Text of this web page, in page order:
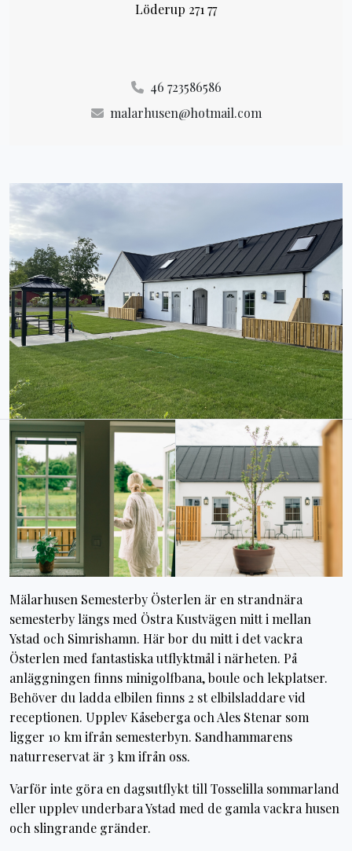
Löderup 271 77
46 723586586
malarhusen@hotmail.com
Mälarhusen Semesterby Österlen är en strandnära
semesterby längs med Östra Kustvägen mitt i mellan
Ystad och Simrishamn. Här bor du mitt i det vackra
Österlen med fantastiska utflyktmål i närheten. På
anläggningen finns minigolfbana, boule och lekplatser.
Behöver du ladda elbilen finns 2 st elbilsladdare vid
receptionen. Upplev Kåseberga och Ales Stenar som
ligger 10 km ifrån semesterbyn. Sandhammarens
naturreservat är 3 km ifrån oss.
Varför inte göra en dagsutflykt till Tosselilla sommarland
eller upplev underbara Ystad med de gamla vackra husen
och slingrande gränder.